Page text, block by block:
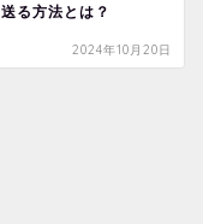
る方法とは？
2024年10月20日